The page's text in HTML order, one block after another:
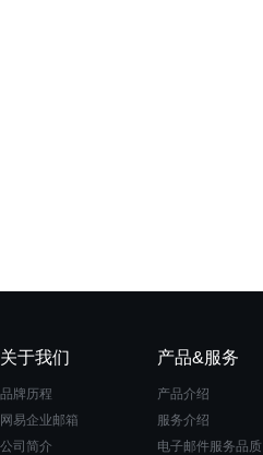
关于我们
品牌历程
网易企业邮箱
公司简介
产品&服务
产品介绍
服务介绍
电子邮件服务品质